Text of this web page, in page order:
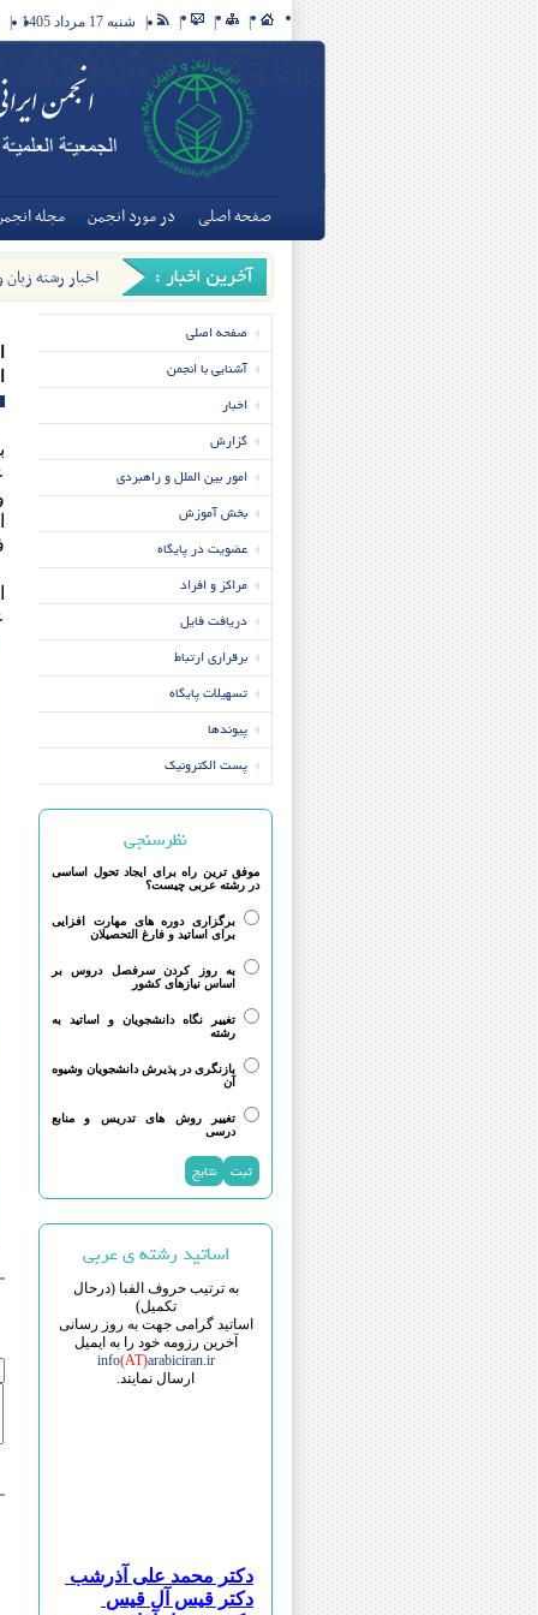
شنبه 17 مرداد 1405
صفحه اصلی در مورد انجمن مجله
اخبار رشته
تخصصی زبان و
صفحه اصلی
آشنایی با انجمن
اخبار
گزارش
امور بین الملل و راهبردی
بخش آموزش
عضویت در پایگاه
مراکز و افراد
دریافت فایل
برقراری ارتباط
تسهیلات پایگاه
پیوندها
پست الکترونیک
نظرسنجی
موفق ترین راه برای ایجاد تحول اساسی
در رشته عربی چیست؟
برگزاری دوره های مهارت افزایی
برای اساتید و فارغ التحصیلان
به روز کردن سرفصل دروس بر
اساس نیازهای کشور
تغییر نگاه دانشجویان و اساتید به
رشته
بازنگری در پذیرش دانشجویان وشیوه
آن
تغییر روش های تدریس و منابع
درسی
اساتید رشته ی عربی
به ترتیب حروف الفبا (درحال
تکمیل)
اساتید گرامی جهت به روز رسانی
آخرین رزومه خود را به ایمیل
info(AT)arabiciran.ir
ارسال نمایند.
دکتر محمد علی آذرشب
دکتر قیس آل قیس
دکتر مهرداد آقائی هشتجین